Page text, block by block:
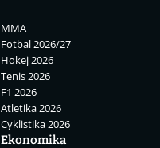
MMA
Fotbal 2026/27
Hokej 2026
Tenis 2026
F1 2026
Atletika 2026
Cyklistika 2026
Ekonomika